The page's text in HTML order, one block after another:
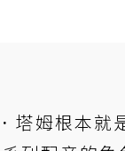
塔姆根本就